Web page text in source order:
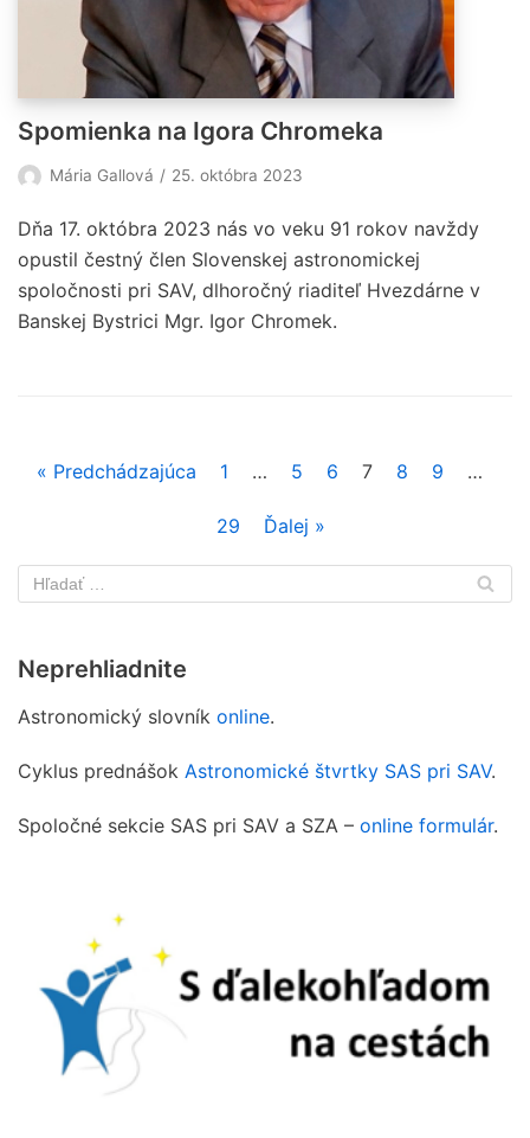
Spomienka na Igora Chromeka
Mária Gallová 25. októbra 2023
Dňa 17. októbra 2023 nás vo veku 91 rokov navždy
opustil čestný člen Slovenskej astronomickej
spoločnosti pri SAV, dlhoročný riaditeľ Hvezdárne v
Banskej Bystrici Mgr. Igor Chromek.
« Predchádzajúca 1 … 5 6 7 8 9 …
29 Ďalej »
Neprehliadnite
Astronomický slovník online.
Cyklus prednášok Astronomické štvrtky SAS pri SAV.
Spoločné sekcie SAS pri SAV a SZA – online formulár.